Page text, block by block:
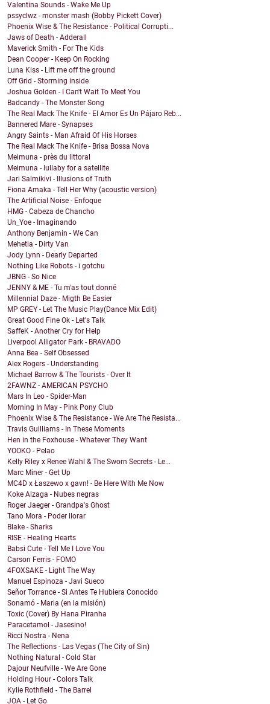
Valentina Sounds - Wake Me Up
pssyclwz - monster mash (Bobby Pickett Cover)
Phoenix Wise & The Resistance - Political Corrupti...
Jaws of Death - Adderall
Maverick Smith - For The Kids
Dean Cooper - Keep On Rocking
Luna Kiss - Lift me off the ground
Off Grid - Storming inside
Joshua Golden - I Can't Wait To Meet You
Badcandy - The Monster Song
The Real Mack The Knife - El Amor Es Un Pájaro Reb...
Bannered Mare - Synapses
Angry Saints - Man Afraid Of His Horses
The Real Mack The Knife - Brisa Bossa Nova
Meimuna - près du littoral
Meimuna - lullaby for a satellite
Jari Salmikivi - Illusions of Truth
Fiona Amaka - Tell Her Why (acoustic version)
The Artificial Noise - Enfoque
HMG - Cabeza de Chancho
Un_Yoe - Imaginando
Anthony Benjamin - We Can
Mehetia - Dirty Van
Jody Lynn - Dearly Departed
Nothing Like Robots - i gotchu
JBNG - So Nice
JENNY & ME - Tu m'as tout donné
Millennial Daze - Migth Be Easier
MP GREY - Let The Music Play(Dance Mix Edit)
Great Good Fine Ok - Let's Talk
SaffeK - Another Cry for Help
Liverpool Alligator Park - BRAVADO
Anna Bea - Self Obsessed
Alex Rogers - Understanding
Michael Barrow & The Tourists - Over It
2FAWNZ - AMERICAN PSYCHO
Mars In Leo - Spider-Man
Morning In May - Pink Pony Club
Phoenix Wise & The Resistance - We Are The Resista...
Travis Guilliams - In These Moments
Hen in the Foxhouse - Whatever They Want
YOOKO - Pelao
Kelly Riley x Renee Wahl & The Sworn Secrets - Le...
Marc Miner - Get Up
MC4D x Łaszewo x gavn! - Be Here With Me Now
Koke Alzaga - Nubes negras
Roger Jaeger - Grandpa's Ghost
Tano Mora - Poder llorar
Blake - Sharks
RISE - Healing Hearts
Babsi Cute - Tell Me I Love You
Carson Ferris - FOMO
4FOXSAKE - Light The Way
Manuel Espinoza - Javi Sueco
Señor Torrance - Si Antes Te Hubiera Conocido
Sonamó - Maria (en la misión)
Toxic (Cover) By Hana Piranha
Paracetamol - Jasesino!
Ricci Nostra - Nena
The Reflections - Las Vegas (The City of Sin)
Nothing Natural - Cold Star
Dajour Neufville - We Are Gone
Holding Hour - Colors Talk
Kylie Rothfield - The Barrel
JOA - Let Go